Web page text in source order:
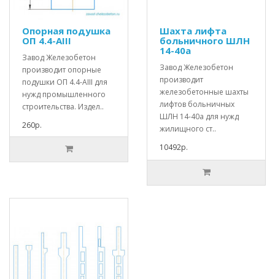
Опорная подушка
ОП 4.4-АIII
Завод Железобетон
производит опорные
подушки ОП 4.4-АIII для
нужд промышленного
строительства. Издел..
260р.
Шахта лифта
больничного ШЛН
14-40а
Завод Железобетон
производит
железобетонные шахты
лифтов больничных
ШЛН 14-40а для нужд
жилищного ст..
10492р.